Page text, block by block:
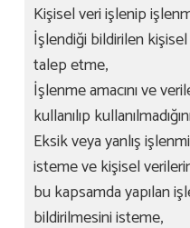
Kişisel veri işlenip
İşlendiği bildirilen
talep etme,
İşlenme amacını ve
kullanılıp
Eksik veya yanlış
isteme ve kişisel
bu kapsamda yapılan
bildirilmesini isteme,